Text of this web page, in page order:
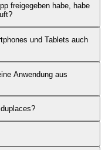
freigegeben habe, habe
und Tablets auch
Anwendung aus